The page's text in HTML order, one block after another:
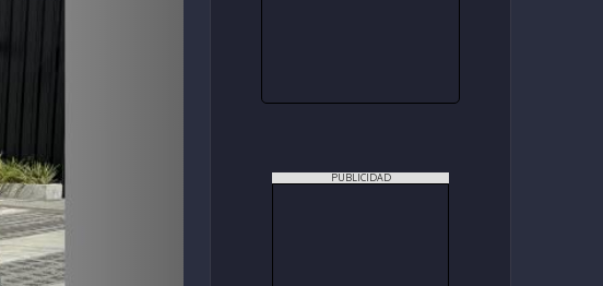
PUBLICIDAD